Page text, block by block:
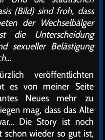
(Bild) sind froh, dass
der Wechselbälger
die Unterscheidung
sexueller Belästigung
veröffentlichten
es von meiner Seite
Neues mehr zu
mag, dass das Alte
Die Story ist noch
schon wieder so gut ist,